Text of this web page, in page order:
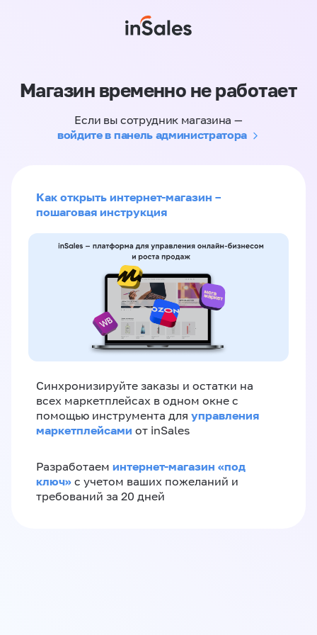
Магазин временно не работает
Если вы сотрудник магазина —
войдите в панель администратора
Как открыть интернет-магазин –
пошаговая инструкция
Синхронизируйте заказы и остатки на
всех маркетплейсах в одном окне с
помощью инструмента для управления
маркетплейсами от inSales
Разработаем интернет-магазин «‎под
ключ»‎ с учетом ваших пожеланий и
требований за 20 дней